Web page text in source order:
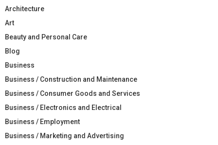
Architecture
Art
Beauty and Personal Care
Blog
Business
Business / Construction and Maintenance
Business / Consumer Goods and Services
Business / Electronics and Electrical
Business / Employment
Business / Marketing and Advertising